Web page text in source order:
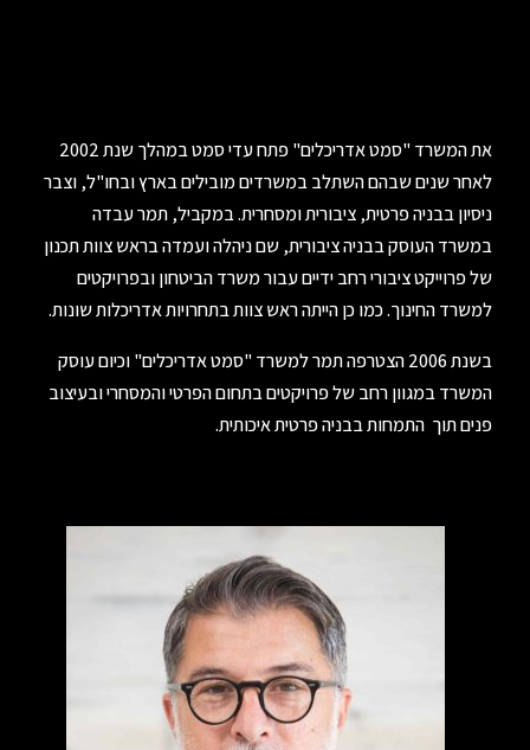
את המשרד "סמט אדריכלים" פתח עדי סמט במהלך שנת 2002
לאחר שנים שבהם השתלב במשרדים מובילים בארץ ובחו"ל, וצבר
ניסיון בבניה פרטית, ציבורית ומסחרית. במקביל, תמר עבדה
במשרד העוסק בבניה ציבורית, שם ניהלה ועמדה בראש צוות תכנון
של פרוייקט ציבורי רחב ידיים עבור משרד הביטחון ובפרויקטים
למשרד החינוך. כמו כן הייתה ראש צוות בתחרויות אדריכלות שונות.
בשנת 2006 הצטרפה תמר למשרד "סמט אדריכלים" וכיום עוסק
המשרד במגוון רחב של פרויקטים בתחום הפרטי והמסחרי ובעיצוב
פנים תוך התמחות בבניה פרטית איכותית.